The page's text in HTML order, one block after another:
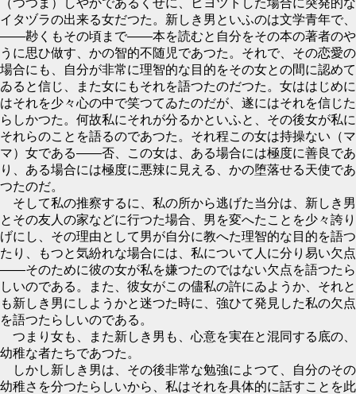
（つつま）しやかであるくせに、ヒヨツトした場合に突発的な
イタヅラの出来る女だつた。新しき男といふのは文学青年で、
――尠くもその頃まで――本を読むと自分をその本の著者のや
うに思ひ做す、かの智的不随児であつた。それで、その恋愛の
場合にも、自分が非常に理智的な目的をその女との間に認めて
ゐると信じ、また女にもそれを語つたのだつた。女ははじめに
はそれを少々心の中で笑つてゐたのだが、遂にはそれを信じた
らしかつた。何故私にそれが分るかといふと、その後女が私に
それらのことを語るのであつた。それ程この女は持操ない（マ
マ）女である――否、この女は、ある場合には極度に善良であ
り、ある場合には極度に悪辣に見える、かの堕落せる天使であ
つたのだ。
そして私の推察するに、私の所から逃げた当分は、新しき男
とその友人の家などに行つた場合、男を変へたことを少々誇り
げにし、その理由として男が自分に教へた理智的な目的を語つ
たり、もつと気紛れな場合には、私について人に分り易い欠点
――そのために彼の女が私を嫌つたのではない欠点を語つたら
しいのである。また、彼女がこの儘私の許にゐようか、それと
も新しき男にしようかと迷つた時に、強ひて発見した私の欠点
を語つたらしいのである。
つまり女も、また新しき男も、心意を実在と混同する底の、
幼稚な者たちであつた。
しかし新しき男は、その後非常な勉強によつて、自分のその
幼稚さを分つたらしいから、私はそれを具体的に話すことを此